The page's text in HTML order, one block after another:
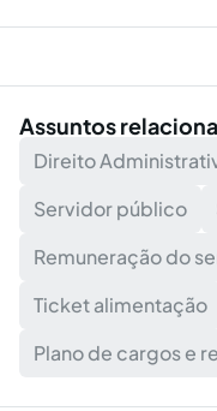
Assuntos
Direito
Servidor público
Remuneração do
Ticket alimentação
Plano de cargos e